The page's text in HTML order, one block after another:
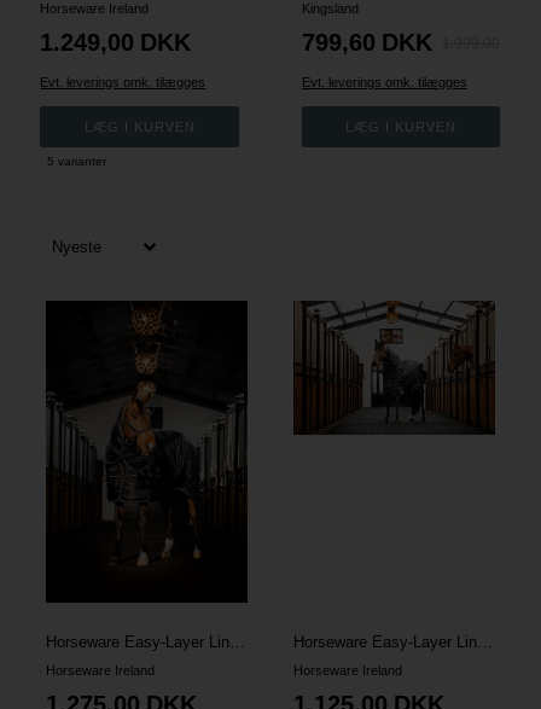
Horseware Ireland
1.249,00 DKK
Evt. leverings omk. tilægges
5 varianter
Kingsland
799,60 DKK
Evt. leverings omk. tilægges
Horseware Easy-Layer Liner & Stalddækken Plus - 400 G.
Horseware Ireland
Horseware Easy-Layer Liner & Stalddækken Plus - 200 G.
Horseware Ireland